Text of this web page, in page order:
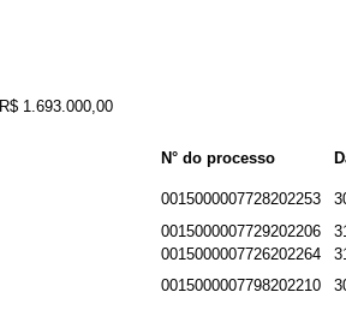
R$ 1.693.000,00
N° do processo
0015000007728202253
0015000007729202206
0015000007726202264
0015000007798202210